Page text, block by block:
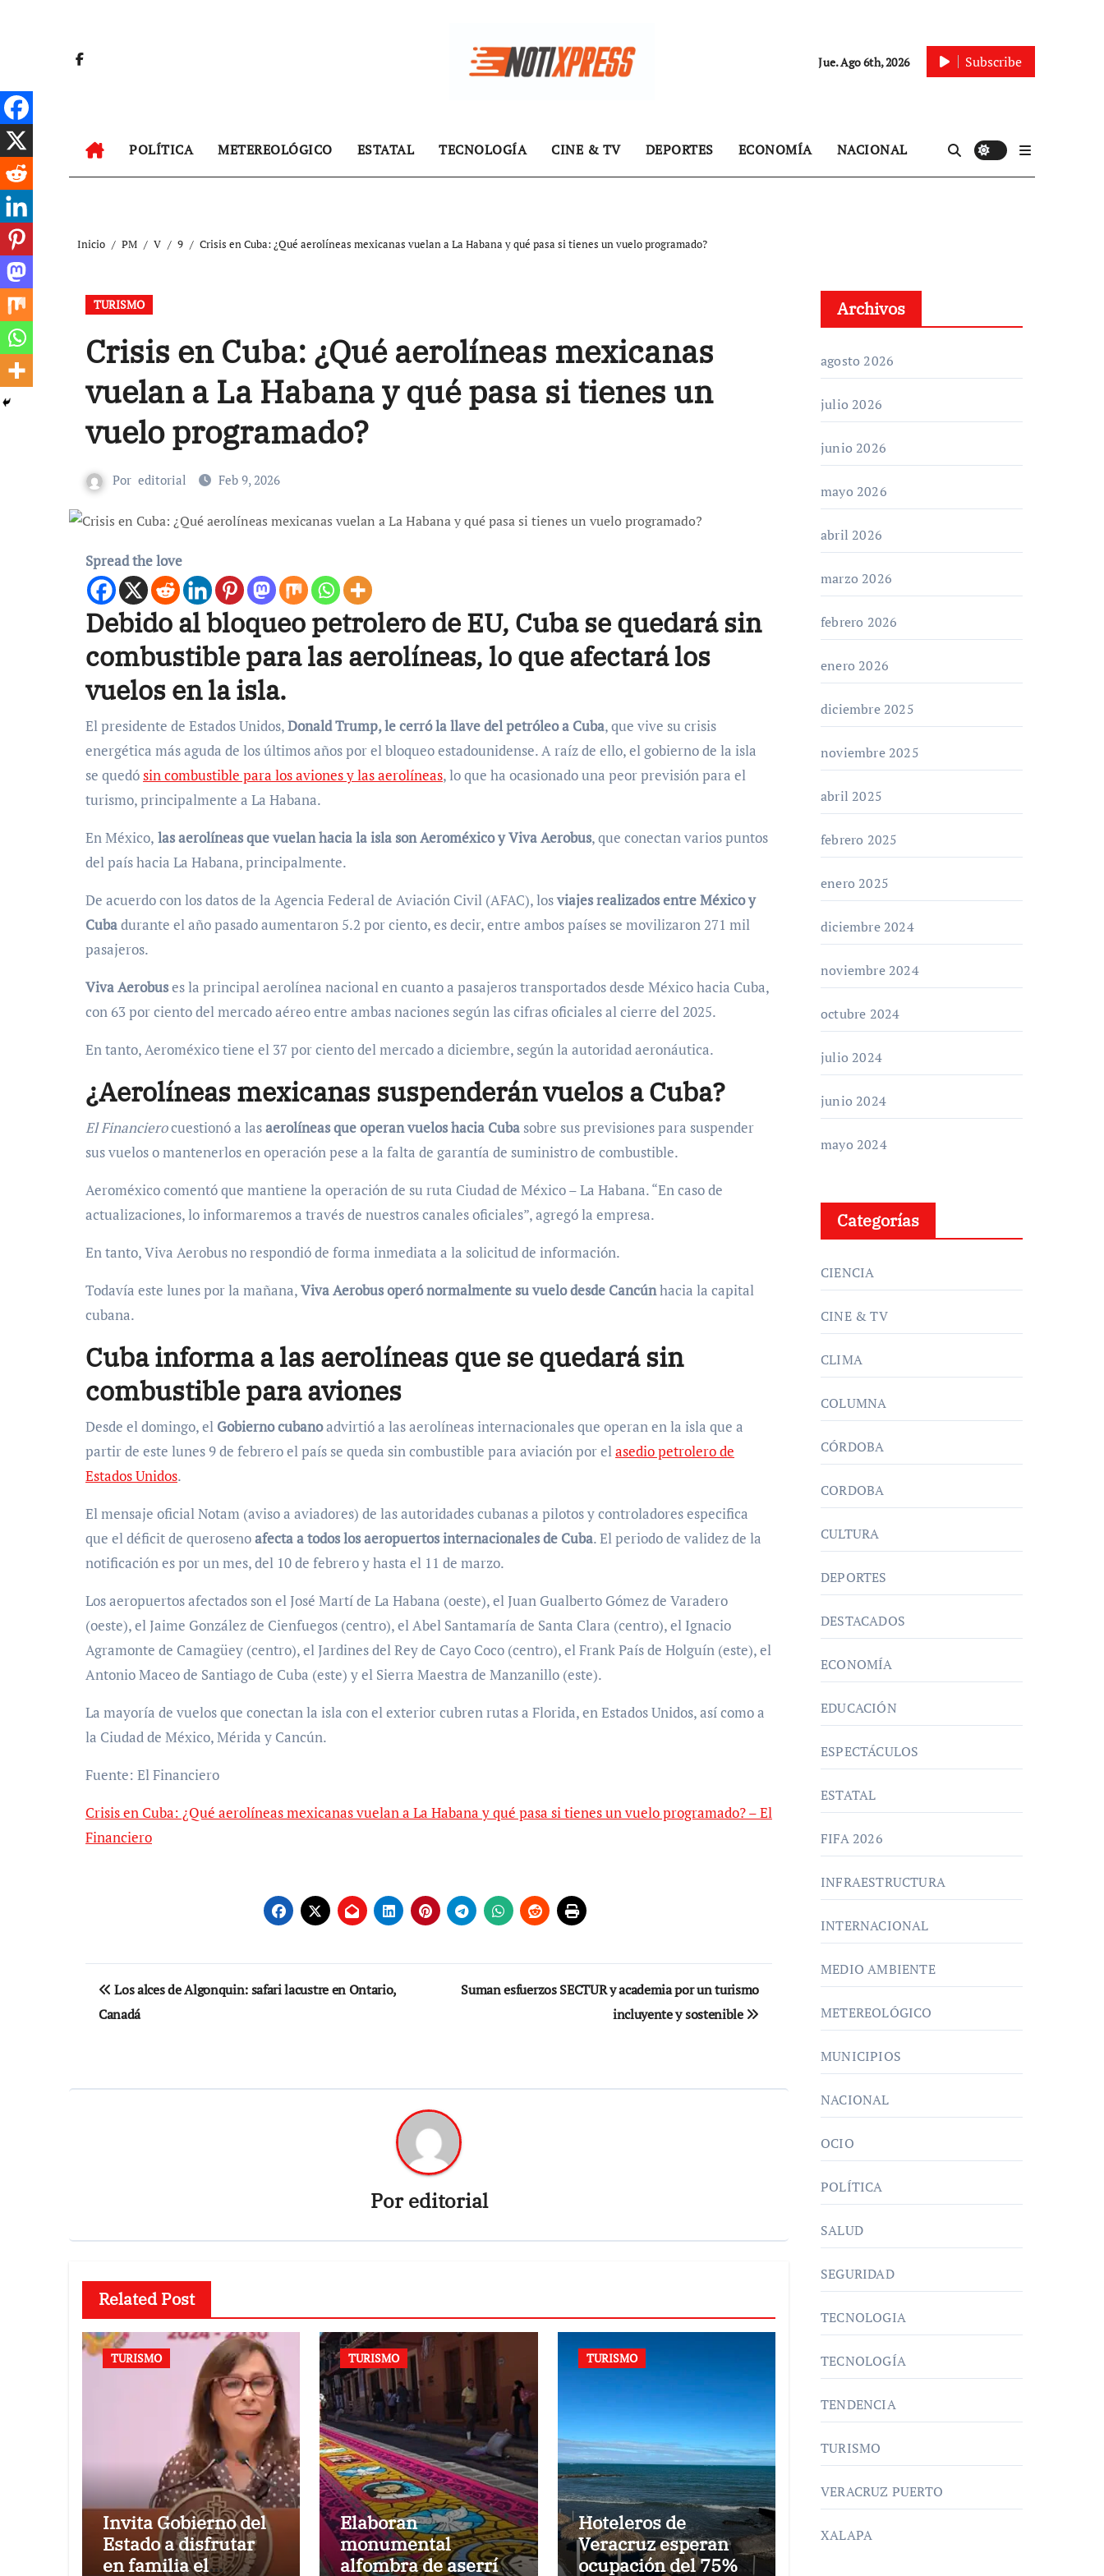
Jue. Ago 6th, 2026 Subscribe
POLÍTICA METEREOLÓGICO ESTATAL TECNOLOGÍA CINE & TV DEPORTES ECONOMÍA NACIONAL
Inicio PM V 9 Crisis en Cuba: ¿Qué aerolíneas mexicanas vuelan a La Habana y qué pasa si tienes un vuelo programado?
TURISMO
Crisis en Cuba: ¿Qué aerolíneas mexicanas
vuelan a La Habana y qué pasa si tienes un
vuelo programado?
Por editorial Feb 9, 2026
Spread the love
Debido al bloqueo petrolero de EU, Cuba se quedará sin
combustible para las aerolíneas, lo que afectará los
vuelos en la isla.
El presidente de Estados Unidos,Donald Trump, le cerró la llave del petróleo a Cuba, que vive su crisis
energética más aguda de los últimos años por el bloqueo estadounidense. A raíz de ello, el gobierno de la isla
se quedósin combustible para los aviones y las aerolíneas, lo que ha ocasionado una peor previsión para el
turismo, principalmente a La Habana.
En México, las aerolíneas que vuelan hacia la isla son Aeroméxico y Viva Aerobus, que conectan varios puntos
del país hacia La Habana, principalmente.
De acuerdo con los datos de la Agencia Federal de Aviación Civil (AFAC), losviajes realizados entre México y
Cubadurante el año pasado aumentaron 5.2 por ciento, es decir, entre ambos países se movilizaron 271 mil
pasajeros.
Viva Aerobuses la principal aerolínea nacional en cuanto a pasajeros transportados desde México hacia Cuba,
con 63 por ciento del mercado aéreo entre ambas naciones según las cifras oficiales al cierre del 2025.
En tanto, Aeroméxico tiene el 37 por ciento del mercado a diciembre, según la autoridad aeronáutica.
¿Aerolíneas mexicanas suspenderán vuelos a Cuba?
El Financierocuestionó a lasaerolíneas que operan vuelos hacia Cuba sobre sus previsiones para suspender
sus vuelos o mantenerlos en operación pese a la falta de garantía de suministro de combustible.
Aeroméxico comentó que mantiene la operación de su ruta Ciudad de México – La Habana. “En caso de
actualizaciones, lo informaremos a través de nuestros canales oficiales”, agregó la empresa.
En tanto, Viva Aerobus no respondió de forma inmediata a la solicitud de información.
Todavía este lunes por la mañana,Viva Aerobus operó normalmente su vuelo desde Cancúnhacia la capital
cubana.
Cuba informa a las aerolíneas que se quedará sin
combustible para aviones
Desde el domingo, el Gobierno cubanoadvirtió a las aerolíneas internacionales que operan en la isla que a
partir de este lunes 9 de febrero el país se queda sin combustible para aviación por elasedio petrolero de
Estados Unidos.
El mensaje oficial Notam (aviso a aviadores) de las autoridades cubanas a pilotos y controladores especifica
que el déficit de querosenoafecta a todos los aeropuertos internacionales de Cuba. El periodo de validez de la
notificación es por un mes, del 10 de febrero y hasta el 11 de marzo.
Los aeropuertos afectados son el José Martí de La Habana (oeste), el Juan Gualberto Gómez de Varadero
(oeste), el Jaime González de Cienfuegos (centro), el Abel Santamaría de Santa Clara (centro), el Ignacio
Agramonte de Camagüey (centro), el Jardines del Rey de Cayo Coco (centro), el Frank País de Holguín (este), el
Antonio Maceo de Santiago de Cuba (este) y el Sierra Maestra de Manzanillo (este).
La mayoría de vuelos que conectan la isla con el exterior cubren rutas a Florida, en Estados Unidos, así como a
la Ciudad de México, Mérida y Cancún.
Fuente: El Financiero
Crisis en Cuba: ¿Qué aerolíneas mexicanas vuelan a La Habana y qué pasa si tienes un vuelo programado? – El
Financiero
Navegación
de
Los alces de Algonquin: safari lacustre en Ontario,
Canadá
Suman esfuerzos SECTUR y academia por un turismo
incluyente y sostenible
Poreditorial
Related Post
TURISMO
Invita Gobierno del
Estado a disfrutar
en familia el
TURISMO
Elaboran
monumental
alfombra de aserrín
TURISMO
Hoteleros de
Veracruz esperan
ocupación del 75%
Archivos
agosto 2026
julio 2026
junio 2026
mayo 2026
abril 2026
marzo 2026
febrero 2026
enero 2026
diciembre 2025
noviembre 2025
abril 2025
febrero 2025
enero 2025
diciembre 2024
noviembre 2024
octubre 2024
julio 2024
junio 2024
mayo 2024
Categorías
CIENCIA
CINE & TV
CLIMA
COLUMNA
CÓRDOBA
CORDOBA
CULTURA
DEPORTES
DESTACADOS
ECONOMÍA
EDUCACIÓN
ESPECTÁCULOS
ESTATAL
FIFA 2026
INFRAESTRUCTURA
INTERNACIONAL
MEDIO AMBIENTE
METEREOLÓGICO
MUNICIPIOS
NACIONAL
OCIO
POLÍTICA
SALUD
SEGURIDAD
TECNOLOGIA
TECNOLOGÍA
TENDENCIA
TURISMO
VERACRUZ PUERTO
XALAPA